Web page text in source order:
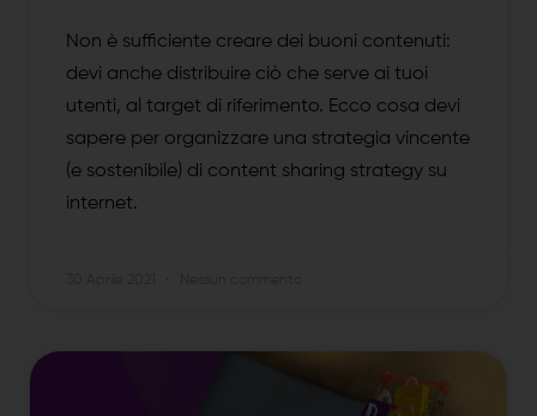
Non è sufficiente creare dei buoni contenuti:
devi anche distribuire ciò che serve ai tuoi
utenti, al target di riferimento. Ecco cosa devi
sapere per organizzare una strategia vincente
(e sostenibile) di content sharing strategy su
internet.